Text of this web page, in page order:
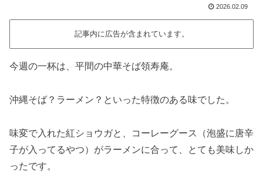
2026.02.09
記事内に広告が含まれています。
今週の一杯は、平間の中華そば領寿庵。
沖縄そば？ラーメン？といった特徴のある味でした。
味変で入れた紅ショウガと、コーレーグース（泡盛に唐辛
子が入ってるやつ）がラーメンに合って、とても美味しか
ったです。